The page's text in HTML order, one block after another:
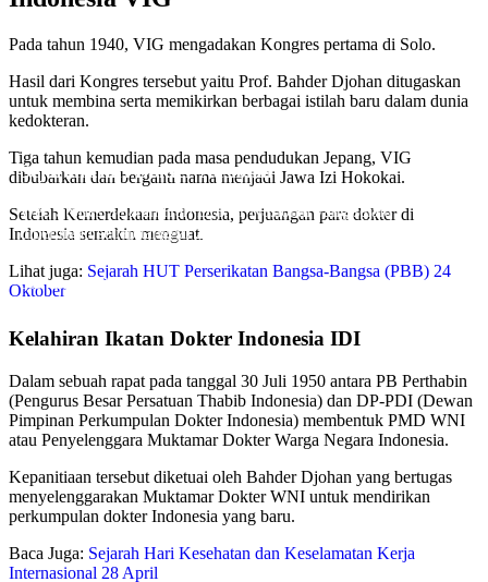
Pada tahun 1940, VIG mengadakan Kongres pertama di Solo.
Hasil dari Kongres tersebut yaitu Prof. Bahder Djohan ditugaskan
untuk membina serta memikirkan berbagai istilah baru dalam dunia
kedokteran.
Tiga tahun kemudian pada masa pendudukan Jepang, VIG
dibubarkan dan berganti nama menjadi Jawa Izi Hokokai.
Setelah Kemerdekaan Indonesia, perjuangan para dokter di
Indonesia semakin menguat.
Lihat juga: Sejarah HUT Perserikatan Bangsa-Bangsa (PBB) 24
Oktober
Sejarah Hari Dokter Nasional
Web Stories Sejarah Hari Dokter Nasional yang selalu
diperingati setiap tanggal 24 Oktober setiap tahunnya yang dapat
Oleh Endik Eko
Kelahiran Ikatan Dokter Indonesia IDI
Dalam sebuah rapat pada tanggal 30 Juli 1950 antara PB Perthabin
(Pengurus Besar Persatuan Thabib Indonesia) dan DP-PDI (Dewan
Pimpinan Perkumpulan Dokter Indonesia) membentuk PMD WNI
atau Penyelenggara Muktamar Dokter Warga Negara Indonesia.
Kepanitiaan tersebut diketuai oleh Bahder Djohan yang bertugas
menyelenggarakan Muktamar Dokter WNI untuk mendirikan
perkumpulan dokter Indonesia yang baru.
Baca Juga: Sejarah Hari Kesehatan dan Keselamatan Kerja
Internasional 28 April